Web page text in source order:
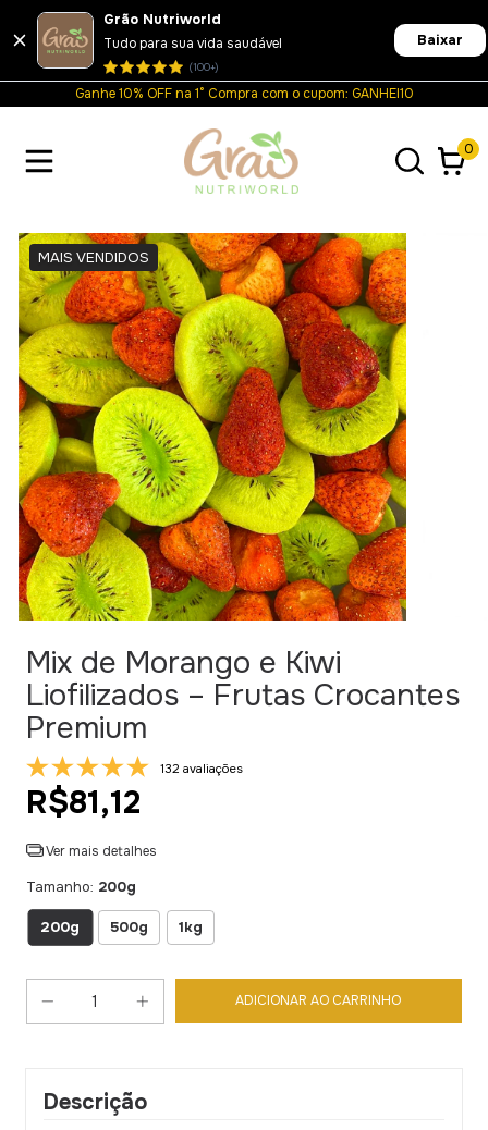
Grão Nutriworld
Tudo para sua vida saudável
(100+)
Baixar
Ganhe 10% OFF na 1° Compra com o cupom: GANHEI10
0
MAIS VENDIDOS
Mix de Morango e Kiwi
Liofilizados – Frutas Crocantes
Premium
132 avaliações
R$81,12
Ver mais detalhes
Tamanho: 200g
200g 500g 1kg
Descrição